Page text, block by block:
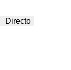
Directo